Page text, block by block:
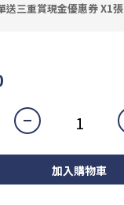
送三重賞現金優惠券 X1張
加入購物車